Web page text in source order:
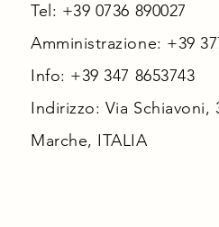
Tel: +39 0736 890027
Amministrazione: +39
Info: +39 347 8653743
Indirizzo: Via Schiavoni,
Marche, ITALIA